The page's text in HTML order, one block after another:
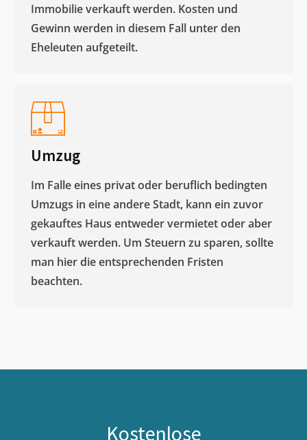
Immobilie verkauft werden. Kosten und
Gewinn werden in diesem Fall unter den
Eheleuten aufgeteilt.​
Umzug
Im Falle eines privat oder beruflich bedingten
Umzugs in eine andere Stadt, kann ein zuvor
gekauftes Haus entweder vermietet oder aber
verkauft werden. Um Steuern zu sparen, sollte
man hier die entsprechenden Fristen
beachten.
Kostenlose